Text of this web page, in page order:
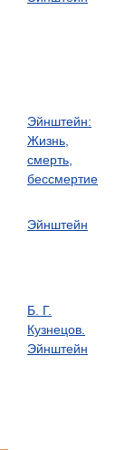
Эйнштейн:
Жизнь,
смерть,
бессмертие
Эйнштейн
Б. Г.
Кузнецов.
Эйнштейн